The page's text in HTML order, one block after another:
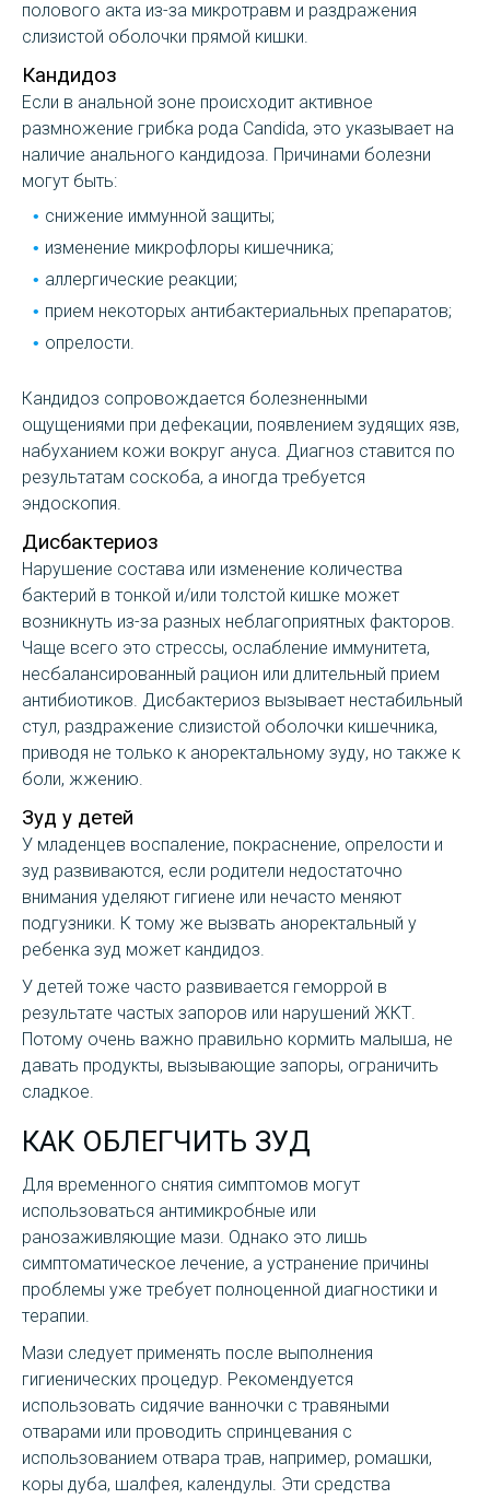
полового акта из-за микротравм и раздражения
слизистой оболочки прямой кишки.
Кандидоз
Если в анальной зоне происходит активное
размножение грибка рода Candida, это указывает на
наличие анального кандидоза. Причинами болезни
могут быть:
снижение иммунной защиты;
изменение микрофлоры кишечника;
аллергические реакции;
прием некоторых антибактериальных препаратов;
опрелости.
Кандидоз сопровождается болезненными
ощущениями при дефекации, появлением зудящих язв,
набуханием кожи вокруг ануса. Диагноз ставится по
результатам соскоба, а иногда требуется
эндоскопия.
Дисбактериоз
Нарушение состава или изменение количества
бактерий в тонкой и/или толстой кишке может
возникнуть из-за разных неблагоприятных факторов.
Чаще всего это стрессы, ослабление иммунитета,
несбалансированный рацион или длительный прием
антибиотиков. Дисбактериоз вызывает нестабильный
стул, раздражение слизистой оболочки кишечника,
приводя не только к аноректальному зуду, но также к
боли, жжению.
Зуд у детей
У младенцев воспаление, покраснение, опрелости и
зуд развиваются, если родители недостаточно
внимания уделяют гигиене или нечасто меняют
подгузники. К тому же вызвать аноректальный у
ребенка зуд может кандидоз.
У детей тоже часто развивается геморрой в
результате частых запоров или нарушений ЖКТ.
Потому очень важно правильно кормить малыша, не
давать продукты, вызывающие запоры, ограничить
сладкое.
КАК ОБЛЕГЧИТЬ ЗУД
Для временного снятия симптомов могут
использоваться антимикробные или
ранозаживляющие мази. Однако это лишь
симптоматическое лечение, а устранение причины
проблемы уже требует полноценной диагностики и
терапии.
Мази следует применять после выполнения
гигиенических процедур. Рекомендуется
использовать сидячие ванночки с травяными
отварами или проводить спринцевания с
использованием отвара трав, например, ромашки,
коры дуба, шалфея, календулы. Эти средства